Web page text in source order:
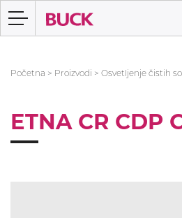
Početna > Proizvodi > Osvetljenje čistih
ETNA CR CDP